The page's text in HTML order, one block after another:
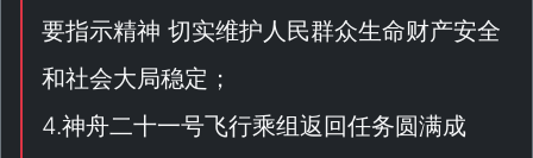
要指示精神 切实维护人民群众生命财产安全
和社会大局稳定；
4.神舟二十一号飞行乘组返回任务圆满成